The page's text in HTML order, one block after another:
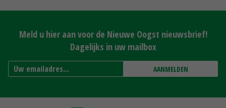
Meld u hier aan voor de Nieuwe Oogst nieuwsbrief!
Dagelijks in uw mailbox
AANMELDEN